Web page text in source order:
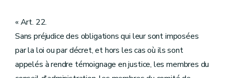
« Art. 22.
Sans préjudice des obligations qui leur sont imposées
par la loi ou par décret, et hors les cas où ils sont
appelés à rendre témoignage en justice, les membres du